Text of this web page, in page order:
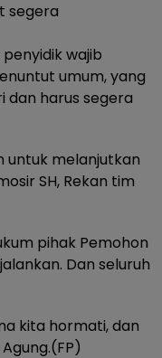
segera
wajib
umum, yang
dan harus segera
untuk melanjutkan
SH, Rekan tim
pihak Pemohon
Dan seluruh
kita hormati, dan